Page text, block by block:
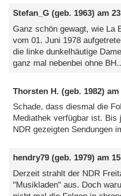
Stefan_G (geb. 1963) am
Ganz schön gewagt, wie La
vom 01. Juni 1978
die linke dunkelhäutige
ganz mal nebenbei ohne
Thorsten H. (geb. 1982) am
Schade, dass diesmal die
Mediathek verfügbar ist. Bis
NDR gezeigten Sendungen
hendry79 (geb. 1979) am
Derzeit strahlt der NDR
"Musikladen" aus. Doch